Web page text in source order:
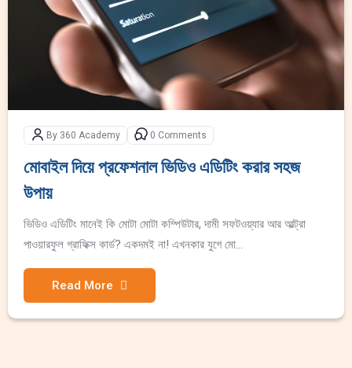
By 360 Academy 0 Comments
মোবাইল দিয়ে প্রফেশনাল ভিডিও এডিটিং করার সহজ
উপায়
ভিডিও এডিটিং মানেই কি মোটা মোটা কম্পিউটার, দামী সফটওয়্যার আর আল্ট্রা
পাওয়ারফুল গ্রাফিক্স কার্ড? একদমই না! এখনকার যুগে মো...
Read More